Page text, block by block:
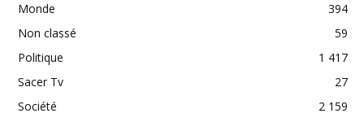
Monde
394
Non classé
59
Politique
1 417
Sacer Tv
27
Société
2 159